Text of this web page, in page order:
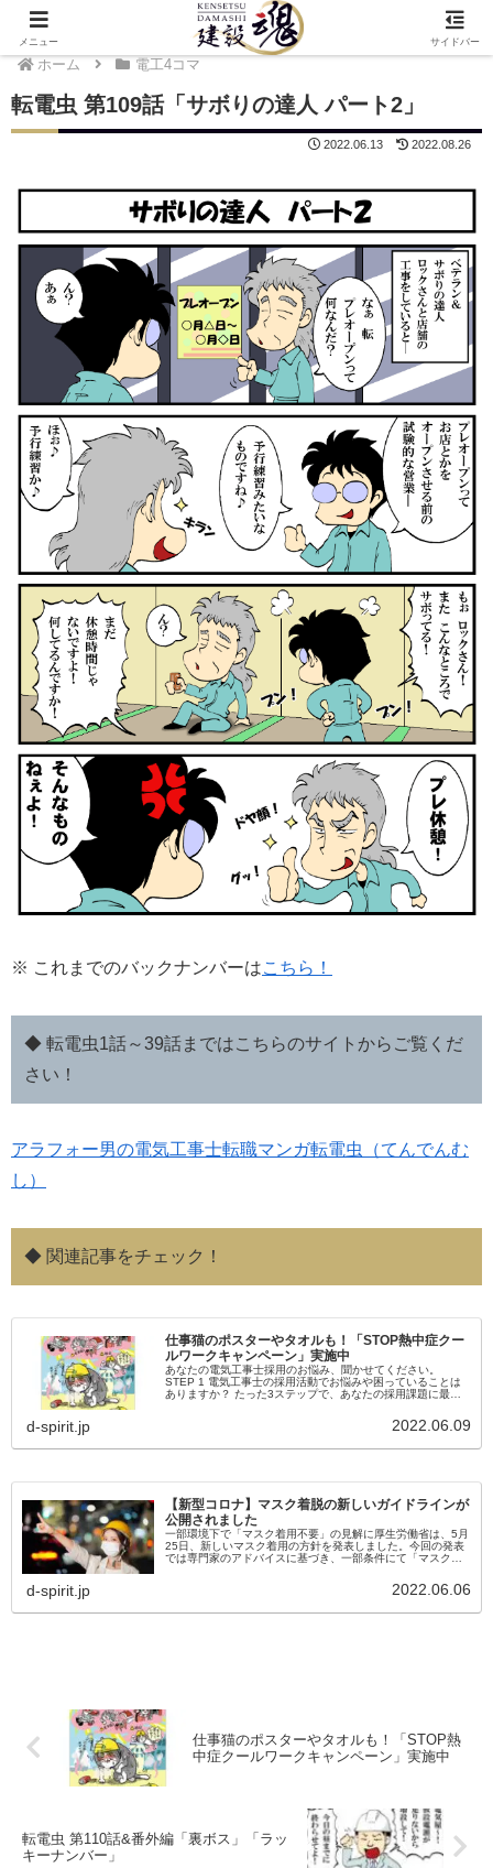
ホーム 電工4コマ
転電虫 第109話「サボりの達人 パート2」
2022.06.13 2022.08.26
※ これまでのバックナンバーはこちら！
◆ 転電虫1話～39話まではこちらのサイトからご覧くだ
さい！
アラフォー男の電気工事士転職マンガ転電虫（てんでんむ
し）
◆ 関連記事をチェック！
仕事猫のポスターやタオルも！「STOP熱中症クー
ルワークキャンペーン」実施中
あなたの電気工事士採用のお悩み、聞かせてください。
STEP 1 電気工事士の採用活動でお悩みや困っていることは
ありますか？ たった3ステップで、あなたの採用課題に最適
d-spirit.jp 2022.06.09
【新型コロナ】マスク着脱の新しいガイドラインが
公開されました
一部環境下で「マスク着用不要」の見解に厚生労働省は、5月
25日、新しいマスク着用の方針を発表しました。今回の発表
では専門家のアドバイスに基づき、一部条件にて「マスク着
d-spirit.jp 2022.06.06
仕事猫のポスターやタオルも！「STOP熱
中症クールワークキャンペーン」実施中
転電虫 第110話&番外編「裏ボス」「ラッ
キーナンバー」
メニュー サイドバー